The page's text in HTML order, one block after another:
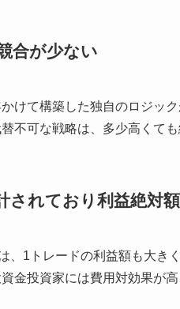
合が少ない
けて構築した独自のロジッ
不可な戦略は、多少高くても
されており利益絶対
、1トレードの利益額も大き
金投資家には費用対効果が高